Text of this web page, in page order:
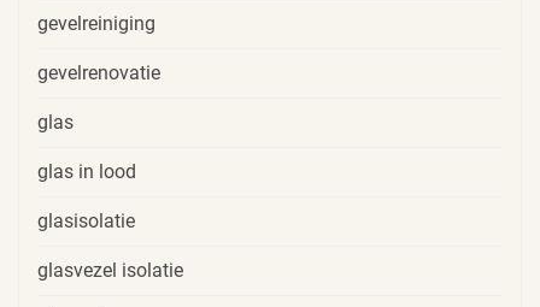
gevelreiniging
gevelrenovatie
glas
glas in lood
glasisolatie
glasvezel isolatie